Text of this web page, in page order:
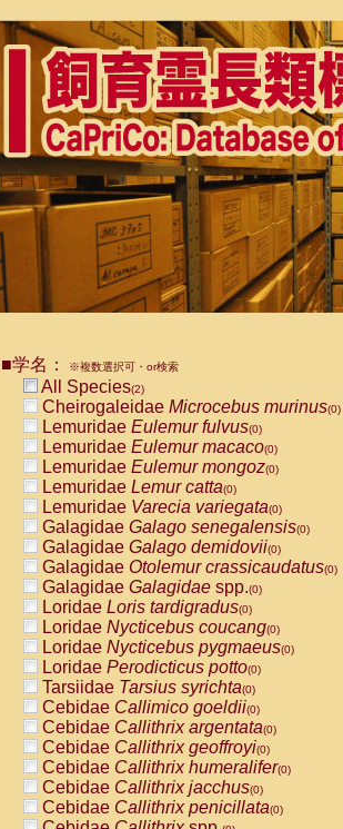
■学名： ※複数選択可・or検索
All Species(2)
Cheirogaleidae Microcebus murinus(0)
Lemuridae Eulemur fulvus(0)
Lemuridae Eulemur macaco(0)
Lemuridae Eulemur mongoz(0)
Lemuridae Lemur catta(0)
Lemuridae Varecia variegata(0)
Galagidae Galago senegalensis(0)
Galagidae Galago demidovii(0)
Galagidae Otolemur crassicaudatus(0)
Galagidae Galagidae spp.(0)
Loridae Loris tardigradus(0)
Loridae Nycticebus coucang(0)
Loridae Nycticebus pygmaeus(0)
Loridae Perodicticus potto(0)
Tarsiidae Tarsius syrichta(0)
Cebidae Callimico goeldii(0)
Cebidae Callithrix argentata(0)
Cebidae Callithrix geoffroyi(0)
Cebidae Callithrix humeralifer(0)
Cebidae Callithrix jacchus(0)
Cebidae Callithrix penicillata(0)